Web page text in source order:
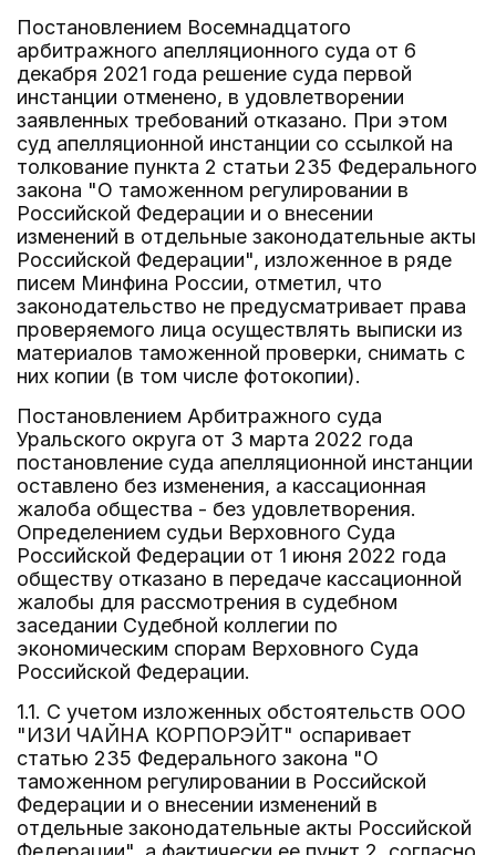
Постановлением Восемнадцатого
арбитражного апелляционного суда от 6
декабря 2021 года решение суда первой
инстанции отменено, в удовлетворении
заявленных требований отказано. При этом
суд апелляционной инстанции со ссылкой на
толкование пункта 2 статьи 235 Федерального
закона "О таможенном регулировании в
Российской Федерации и о внесении
изменений в отдельные законодательные акты
Российской Федерации", изложенное в ряде
писем Минфина России, отметил, что
законодательство не предусматривает права
проверяемого лица осуществлять выписки из
материалов таможенной проверки, снимать с
них копии (в том числе фотокопии).
Постановлением Арбитражного суда
Уральского округа от 3 марта 2022 года
постановление суда апелляционной инстанции
оставлено без изменения, а кассационная
жалоба общества - без удовлетворения.
Определением судьи Верховного Суда
Российской Федерации от 1 июня 2022 года
обществу отказано в передаче кассационной
жалобы для рассмотрения в судебном
заседании Судебной коллегии по
экономическим спорам Верховного Суда
Российской Федерации.
1.1. С учетом изложенных обстоятельств ООО
"ИЗИ ЧАЙНА КОРПОРЭЙТ" оспаривает
статью 235 Федерального закона "О
таможенном регулировании в Российской
Федерации и о внесении изменений в
отдельные законодательные акты Российской